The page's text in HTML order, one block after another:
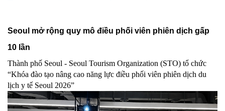
Seoul mở rộng quy mô điều phối viên phiên dịch gấp
10 lần
Thành phố Seoul - Seoul Tourism Organization (STO) tổ chức
“Khóa đào tạo nâng cao năng lực điều phối viên phiên dịch du
lịch y tế Seoul 2026”